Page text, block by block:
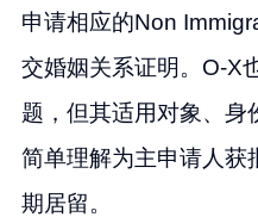
申请相应的Non
交婚姻关系证明。O-X
题，但其适用对象、身
简单理解为主申请人获
期居留。